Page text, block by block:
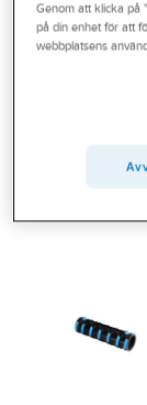
Outlet
Branscher
Genom att klicka på
på din enhet för att
webbplatsens